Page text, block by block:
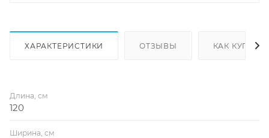
ХАРАКТЕРИСТИКИ ОТЗЫВЫ КАК КУПИТЬ
Длина, см
120
Ширина, см